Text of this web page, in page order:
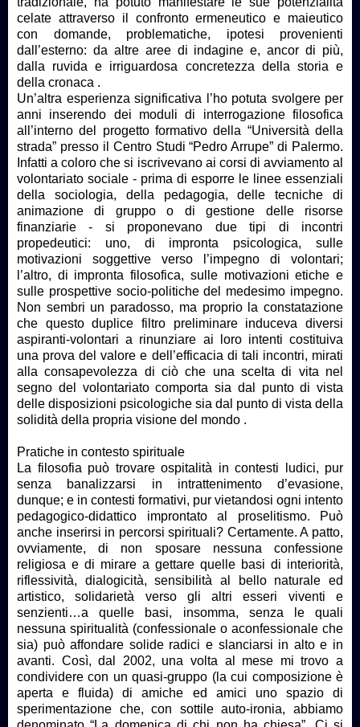
celate attraverso il confronto ermeneutico e maieutico
con domande, problematiche, ipotesi provenienti
dall’esterno: da altre aree di indagine e, ancor di più,
dalla ruvida e irriguardosa concretezza della storia e
della cronaca .
Un’altra esperienza significativa l’ho potuta svolgere per
anni inserendo dei moduli di interrogazione filosofica
all’interno del progetto formativo della “Università della
strada” presso il Centro Studi “Pedro Arrupe” di Palermo.
Infatti a coloro che si iscrivevano ai corsi di avviamento al
volontariato sociale - prima di esporre le linee essenziali
della sociologia, della pedagogia, delle tecniche di
animazione di gruppo o di gestione delle risorse
finanziarie - si proponevano due tipi di incontri
propedeutici: uno, di impronta psicologica, sulle
motivazioni soggettive verso l’impegno di volontari;
l’altro, di impronta filosofica, sulle motivazioni etiche e
sulle prospettive socio-politiche del medesimo impegno.
Non sembri un paradosso, ma proprio la constatazione
che questo duplice filtro preliminare induceva diversi
aspiranti-volontari a rinunziare ai loro intenti costituiva
una prova del valore e dell’efficacia di tali incontri, mirati
alla consapevolezza di ciò che una scelta di vita nel
segno del volontariato comporta sia dal punto di vista
delle disposizioni psicologiche sia dal punto di vista della
solidità della propria visione del mondo .
Pratiche in contesto spirituale
La filosofia può trovare ospitalità in contesti ludici, pur
senza banalizzarsi in intrattenimento d’evasione,
dunque; e in contesti formativi, pur vietandosi ogni intento
pedagogico-didattico improntato al proselitismo. Può
anche inserirsi in percorsi spirituali? Certamente. A patto,
ovviamente, di non sposare nessuna confessione
religiosa e di mirare a gettare quelle basi di interiorità,
riflessività, dialogicità, sensibilità al bello naturale ed
artistico, solidarietà verso gli altri esseri viventi e
senzienti…a quelle basi, insomma, senza le quali
nessuna spiritualità (confessionale o aconfessionale che
sia) può affondare solide radici e slanciarsi in alto e in
avanti. Così, dal 2002, una volta al mese mi trovo a
condividere con un quasi-gruppo (la cui composizione è
aperta e fluida) di amiche ed amici uno spazio di
sperimentazione che, con sottile auto-ironia, abbiamo